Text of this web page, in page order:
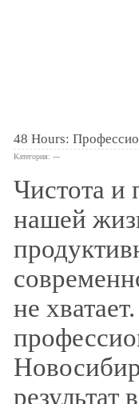
48 Hours:
Категория: ---
Чистота и
нашей
не
результат